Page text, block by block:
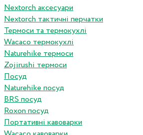
Nextorch аксесуари
Nextorch тактичні перчатки
Термоси та термокухлі
Wacaco термокухлі
Naturehike термоси
Zojirushi термоси
Посуд
Naturehike посуд
BRS посуд
Roxon посуд
Портативні кавоварки